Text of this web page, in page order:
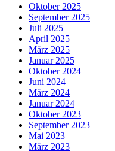
Oktober 2025
September 2025
Juli 2025
April 2025
März 2025
Januar 2025
Oktober 2024
Juni 2024
März 2024
Januar 2024
Oktober 2023
September 2023
Mai 2023
März 2023